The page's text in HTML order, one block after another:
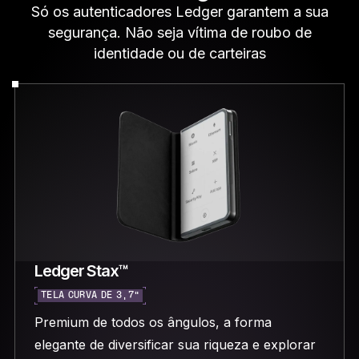
Só os autenticadores Ledger garantem a sua
segurança. Não seja vítima de roubo de
identidade ou de carteiras
Ledger Stax™
TELA CURVA DE 3,7”
Premium de todos os ângulos, a forma
elegante de diversificar sua riqueza e explorar